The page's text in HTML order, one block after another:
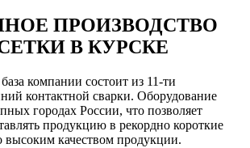
ПРОИЗВОДСТВО
В КУРСКЕ
компании состоит из 11-ти
контактной сварки. Оборудование
городах России, что позволяет
продукцию в рекордно короткие
высоким качеством продукции.